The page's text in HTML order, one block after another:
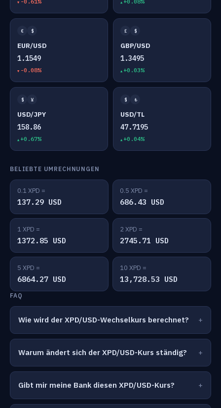
€ $
EUR/USD
1.1549
-0.08%
£ $
GBP/USD
1.3495
+0.03%
$ ¥
USD/JPY
158.86
+0.67%
$ ₺
USD/TL
47.7195
+0.04%
BELIEBTE UMRECHNUNGEN
0.1 XPD =
137.29 USD
0.5 XPD =
686.43 USD
1 XPD =
1372.85 USD
2 XPD =
2745.71 USD
5 XPD =
6864.27 USD
10 XPD =
13,728.53 USD
FAQ
Wie wird der XPD/USD-Wechselkurs berechnet?
Warum ändert sich der XPD/USD-Kurs ständig?
Gibt mir meine Bank diesen XPD/USD-Kurs?